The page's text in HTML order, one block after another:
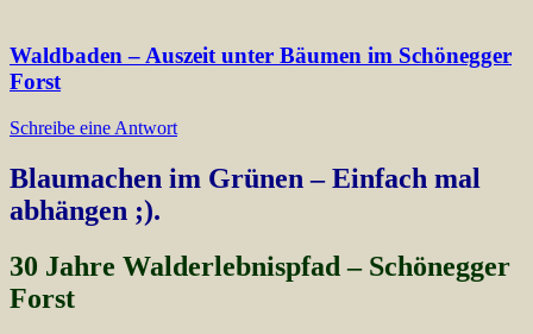
Waldbaden – Auszeit unter Bäumen im Schönegger
Forst
Schreibe eine Antwort
Blaumachen im Grünen – Einfach mal
abhängen ;).
30 Jahre Walderlebnispfad – Schönegger
Forst